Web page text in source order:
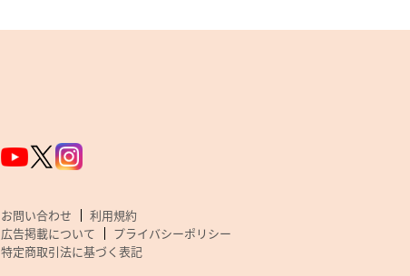
お問い合わせ
利用規約
広告掲載について
プライバシーポリシー
特定商取引法に基づく表記